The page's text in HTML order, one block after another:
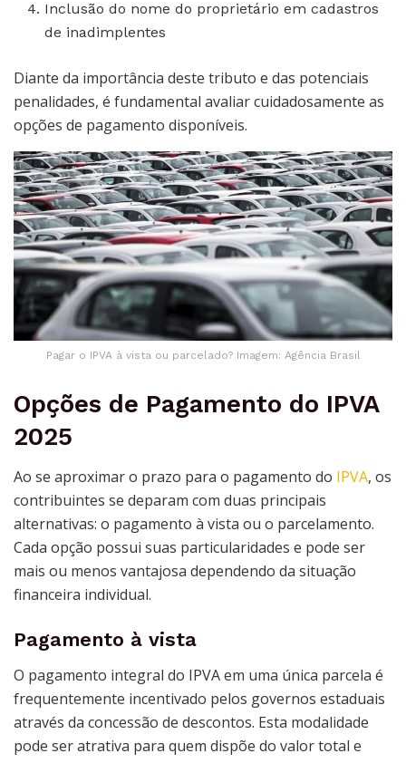
Inclusão do nome do proprietário em cadastros
de inadimplentes
Diante da importância deste tributo e das potenciais
penalidades, é fundamental avaliar cuidadosamente as
opções de pagamento disponíveis.
Pagar o IPVA à vista ou parcelado? Imagem: Agência Brasil
Opções de Pagamento do IPVA
2025
Ao se aproximar o prazo para o pagamento do IPVA, os
contribuintes se deparam com duas principais
alternativas: o pagamento à vista ou o parcelamento.
Cada opção possui suas particularidades e pode ser
mais ou menos vantajosa dependendo da situação
financeira individual.
Pagamento à vista
O pagamento integral do IPVA em uma única parcela é
frequentemente incentivado pelos governos estaduais
através da concessão de descontos. Esta modalidade
pode ser atrativa para quem dispõe do valor total e